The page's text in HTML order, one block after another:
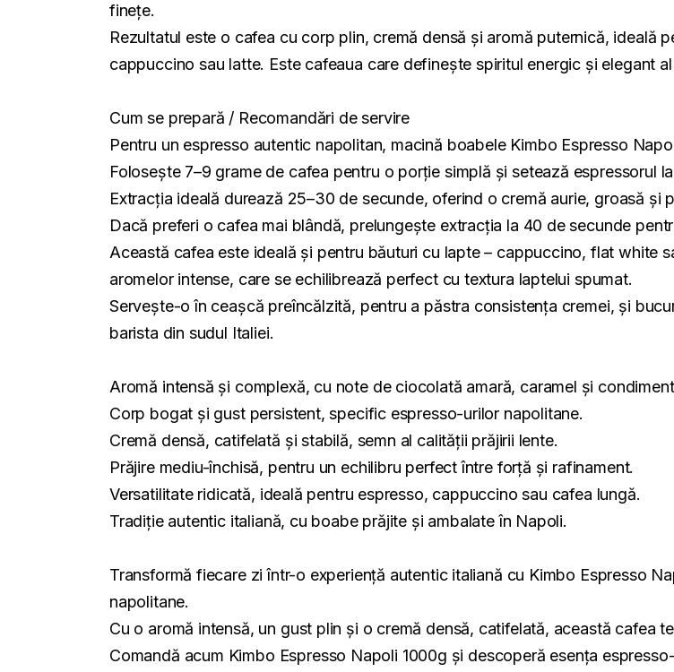
finețe.
Rezultatul este o cafea cu corp plin, cremă densă și aromă puternică, ideală
cappuccino sau latte. Este cafeaua care definește spiritul energic și elegant
Cum se prepară / Recomandări de servire
Pentru un espresso autentic napolitan, macină boabele Kimbo Espresso
Folosește 7–9 grame de cafea pentru o porție simplă și setează espressorul
Extracția ideală durează 25–30 de secunde, oferind o cremă aurie, groasă și
Dacă preferi o cafea mai blândă, prelungește extracția la 40 de secunde
Această cafea este ideală și pentru băuturi cu lapte – cappuccino, flat white
aromelor intense, care se echilibrează perfect cu textura laptelui spumat.
Servește-o în ceașcă preîncălzită, pentru a păstra consistența cremei, și
barista din sudul Italiei.
Aromă intensă și complexă, cu note de ciocolată amară, caramel și
Corp bogat și gust persistent, specific espresso-urilor napolitane.
Cremă densă, catifelată și stabilă, semn al calității prăjirii lente.
Prăjire mediu-închisă, pentru un echilibru perfect între forță și rafinament.
Versatilitate ridicată, ideală pentru espresso, cappuccino sau cafea lungă.
Tradiție autentic italiană, cu boabe prăjite și ambalate în Napoli.
Transformă fiecare zi într-o experiență autentic italiană cu Kimbo Espresso
napolitane.
Cu o aromă intensă, un gust plin și o cremă densă, catifelată, această cafea
Comandă acum Kimbo Espresso Napoli 1000g și descoperă esența